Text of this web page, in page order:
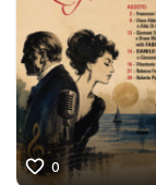
0